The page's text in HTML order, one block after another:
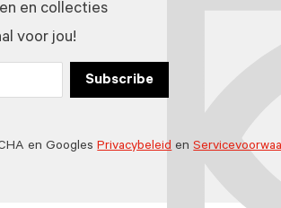
en collecties
voor jou!
Subscribe
en GooglesPrivacybeleiden